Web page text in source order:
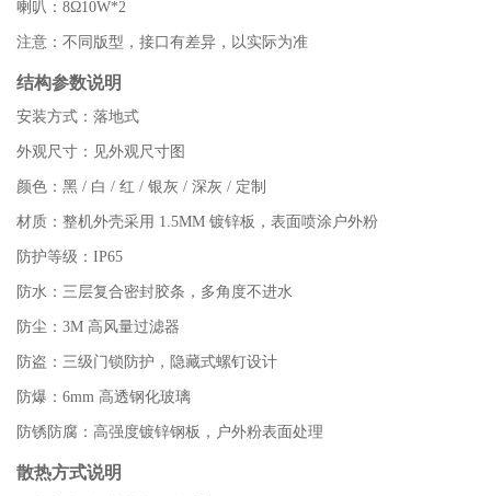
喇叭：8Ω10W*2
注意：不同版型，接口有差异，以实际为准
结构参数说明
安装方式：落地式
外观尺寸：见外观尺寸图
颜色：黑 / 白 / 红 / 银灰 / 深灰 / 定制
材质：整机外壳采用 1.5MM 镀锌板，表面喷涂户外粉
防护等级：IP65
防水：三层复合密封胶条，多角度不进水
防尘：3M 高风量过滤器
防盗：三级门锁防护，隐藏式螺钉设计
防爆：6mm 高透钢化玻璃
防锈防腐：高强度镀锌钢板，户外粉表面处理
散热方式说明